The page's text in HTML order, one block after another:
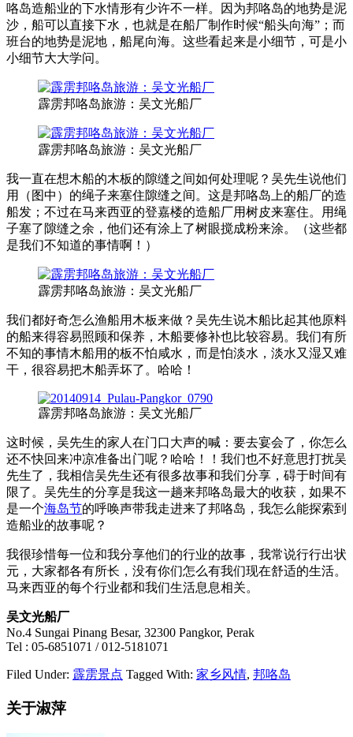
咯岛造船业的下水情形有少许不一样。因为邦咯岛的地势是泥
沙，船可以直接下水，也就是在船厂制作时候“船头向海”；而
班台的地势是泥地，船尾向海。这些看起来是小细节，可是小
小细节大大学问。
霹雳邦咯岛旅游：吴文光船厂
霹雳邦咯岛旅游：吴文光船厂
我一直在想木船的木板的隙缝之间如何处理呢？吴先生说他们
用（图中）的绳子来塞住隙缝之间。这是邦咯岛上的船厂的造
船发；不过在马来西亚的登嘉楼的造船厂用树皮来塞住。用绳
子塞了隙缝之余，他们还有涂上了树眼搅成粉来涂。（这些都
是我们不知道的事情啊！）
霹雳邦咯岛旅游：吴文光船厂
我们都好奇怎么渔船用木板来做？吴先生说木船比起其他原料
的船来得容易照顾和保养，木船要修补也比较容易。我们有所
不知的事情木船用的板不怕咸水，而是怕淡水，淡水又湿又难
干，很容易把木船弄坏了。哈哈！
霹雳邦咯岛旅游：吴文光船厂
这时候，吴先生的家人在门口大声的喊：要去宴会了，你怎么
还不快回来冲凉准备出门呢？哈哈！！我们也不好意思打扰吴
先生了，我相信吴先生还有很多故事和我们分享，碍于时间有
限了。吴先生的分享是我这一趟来邦咯岛最大的收获，如果不
是一个海岛节的呼唤声带我走进来了邦咯岛，我怎么能探索到
造船业的故事呢？
我很珍惜每一位和我分享他们的行业的故事，我常说行行出状
元，大家都各有所长，没有你们怎么有我们现在舒适的生活。
马来西亚的每个行业都和我们生活息息相关。
吴文光船厂
No.4 Sungai Pinang Besar, 32300 Pangkor, Perak
Tel : 05-6851071 / 012-5181071
Filed Under: 霹雳景点 Tagged With: 家乡风情, 邦咯岛
关于淑萍